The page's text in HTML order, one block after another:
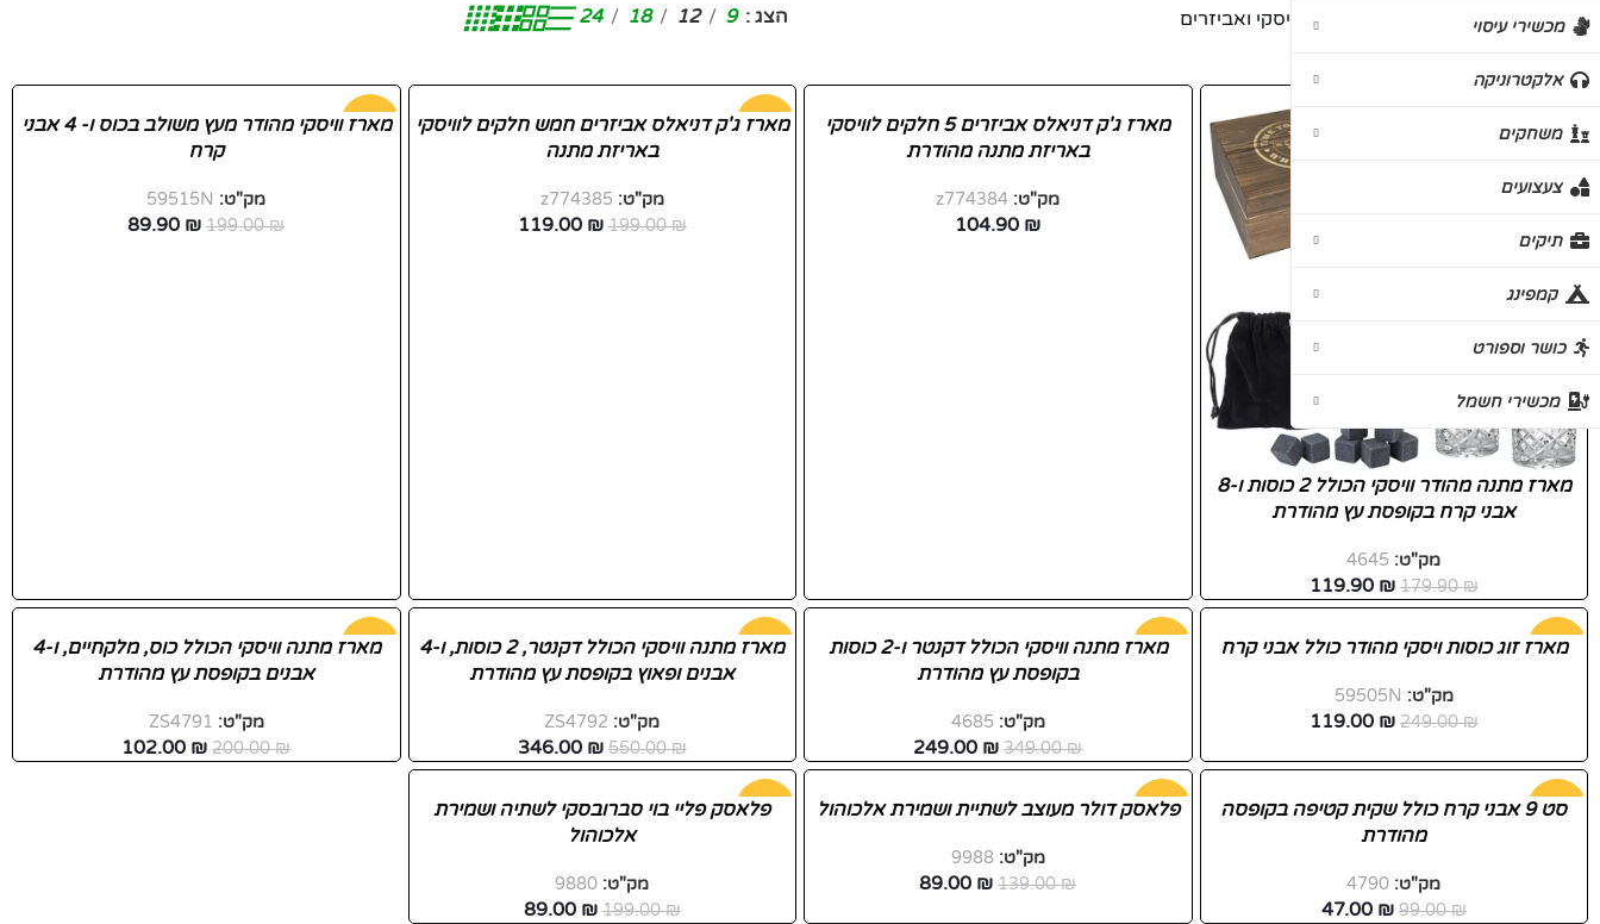
מכשירי עיסוי
אלקטרוניקה
משחקים
צעצועים
תיקים
קמפינג
כושר וספורט
מכשירי חשמל
עמוד הבית/ מתנות אישיות מארזי ויסקי ואביזרים הצג 9
12
18
24
-33%
מארז מתנה מהודר וויסקי הכולל 2 כוסות ו-8
אבני קרח בקופסת עץ מהודרת
מק"ט: 4645
179.90₪
119.90 ₪
מארז ג'ק דניאלס אביזרים 5 חלקים לוויסקי
באריזת מתנה מהודרת
מק"ט: z774384
104.90 ₪
-40%
מארז ג'ק דניאלס אביזרים חמש חלקים לוויסקי
באריזת מתנה
מק"ט: z774385
199.00₪
119.00 ₪
-55%
מארז וויסקי מהודר מעץ משולב בכוס ו- 4 אבני
קרח
מק"ט: 59515N
199.00₪
89.90 ₪
-52%
מארז זוג כוסות ויסקי מהודר כולל אבני קרח
מק"ט: 59505N
249.00₪
119.00 ₪
-29%
מארז מתנה וויסקי הכולל דקנטר ו-2 כוסות
בקופסת עץ מהודרת
מק"ט: 4685
349.00₪
249.00 ₪
-37%
מארז מתנה וויסקי הכולל דקנטר, 2 כוסות, ו-4
אבנים ופאוץ בקופסת עץ מהודרת
מק"ט: ZS4792
550.00₪
346.00 ₪
-49%
מארז מתנה וויסקי הכולל כוס, מלקחיים, ו-4
אבנים בקופסת עץ מהודרת
מק"ט: ZS4791
200.00₪
102.00 ₪
-53%
סט 9 אבני קרח כולל שקית קטיפה בקופסה
מהודרת
מק"ט: 4790
99.00₪
47.00 ₪
-36%
פלאסק דולר מעוצב לשתיית ושמירת אלכוהול
מק"ט:9988
139.00₪
89.00 ₪
-55%
פלאסק פליי בוי סברובסקי לשתיה ושמירת
אלכוהול
מק"ט: 9880
199.00₪
89.00 ₪
פייסבוק